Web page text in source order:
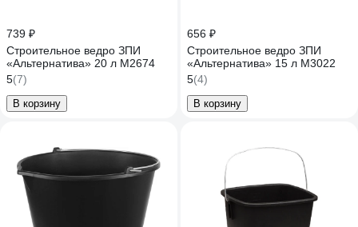
739 ₽
Строительное ведро ЗПИ
«Альтернатива» 20 л М2674
5(7)
В корзину
656 ₽
Строительное ведро ЗПИ
«Альтернатива» 15 л М3022
5(4)
В корзину